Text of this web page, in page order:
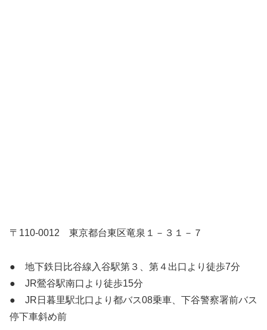
〒110-0012 東京都台東区竜泉１－３１－７
● 地下鉄日比谷線入谷駅第３、第４出口より徒歩7分
● JR鶯谷駅南口より徒歩15分
● JR日暮里駅北口より都バス08乗車、下谷警察署前バス
停下車斜め前